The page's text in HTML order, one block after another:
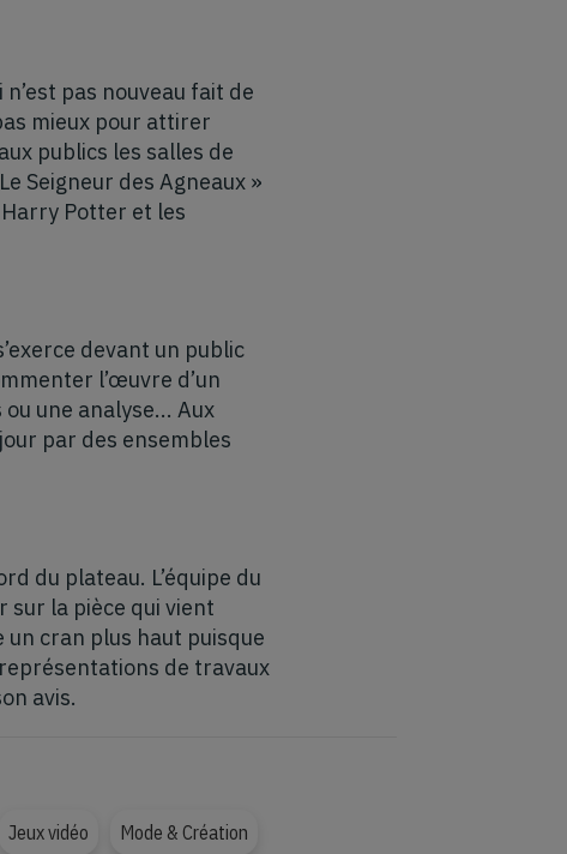
pas nouveau fait de
mieux pour attirer
publics les salles de
Seigneur des Agneaux »
Harry Potter et les
devant un public
l’œuvre d’un
une analyse... Aux
par des ensembles
du plateau. L’équipe du
sur la pièce qui vient
un cran plus haut puisque
de travaux
avis.
Jeux vidéo Mode & Création